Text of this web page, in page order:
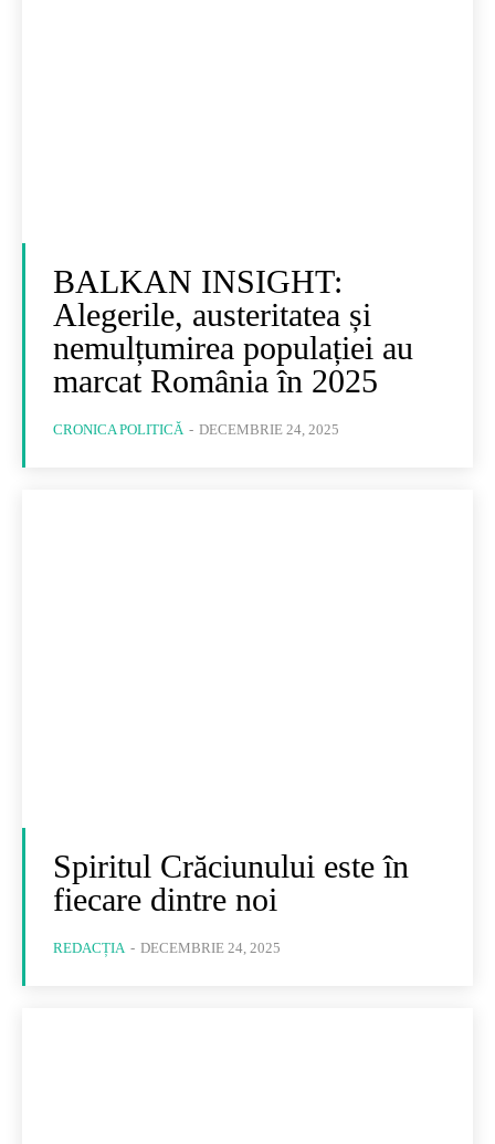
BALKAN INSIGHT:
Alegerile, austeritatea și
nemulțumirea populației au
marcat România în 2025
CRONICA POLITICĂ - DECEMBRIE 24, 2025
Spiritul Crăciunului este în
fiecare dintre noi
REDACȚIA - DECEMBRIE 24, 2025